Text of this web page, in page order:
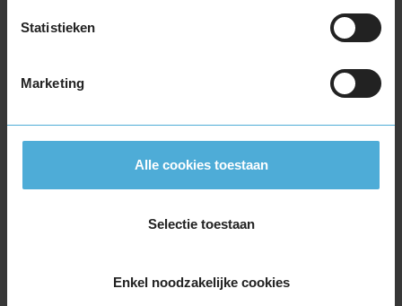
Statistieken
Marketing
Alle cookies toestaan
Selectie toestaan
Enkel noodzakelijke cookies
155/60R15 74T
165/65R15 81T
185/60R15 88H EXTRALOAD
185/65R15 92T EXTRALOAD